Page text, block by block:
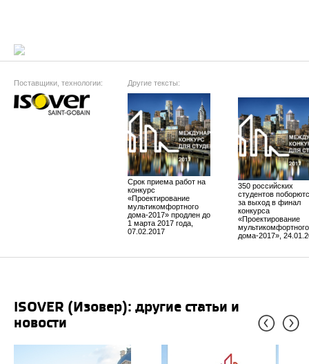
Поставщики, технологии: Другие тексты:
Срок приема работ на
конкурс
«Проектирование
мультикомфортного
дома-2017» продлен до
1 марта 2017 года,
07.02.2017
350 российских
студентов
за выход в финал
конкурса
«Проектирование
мультикомфортного
дома-2017»,
ISOVER (Изовер): другие статьи и
новости